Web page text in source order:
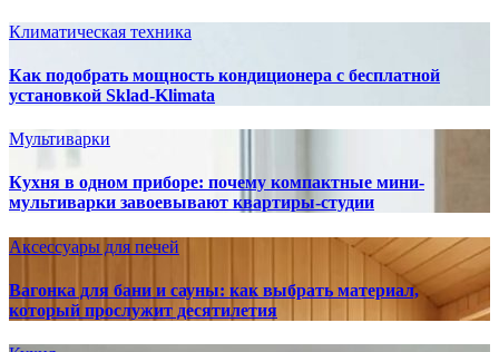
Климатическая техника
Как подобрать мощность кондиционера с бесплатной
установкой Sklad-Klimata
Мультиварки
Кухня в одном приборе: почему компактные мини-
мультиварки завоевывают квартиры-студии
Аксессуары для печей
Вагонка для бани и сауны: как выбрать материал,
который прослужит десятилетия